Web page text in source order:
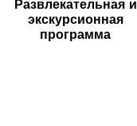
Развлекательная и
экскурсионная
программа